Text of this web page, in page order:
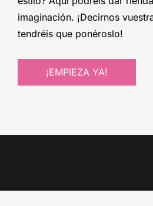
imaginación. ¡Decirnos
tendréis que ponéroslo!
¡EMPIEZA YA!